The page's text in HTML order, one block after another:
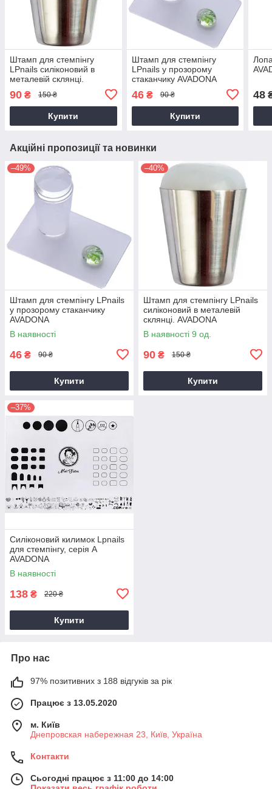
Штамп для стемпінгу
LPnails силіконовий в
металевій склянці.
90 ₴ 150 ₴
Купити
Штамп для стемпінгу
LPnails у прозорому
стаканчику AVADONA
46₴ 90 ₴
Купити
48
Акційні пропозиції та новинки
–49%
Штамп для стемпінгу LPnails
у прозорому стаканчику
AVADONA
В наявності
46 ₴ 90 ₴
Купити
–40%
Штамп для стемпінгу LPnails
силіконовий в металевій
склянці. AVADONA
В наявності 9 од.
90 ₴ 150 ₴
Купити
–37%
Силіконовий килимок Lpnails
для стемпінгу, серія А
AVADONA
В наявності
138 ₴ 220 ₴
Купити
Про нас
97% позитивних з 188 відгуків за рік
Працює з 13.05.2020
м. Київ
Днепровская набережная 23, Київ, Україна
Контакти
Сьогодні працює з 11:00 до 14:00